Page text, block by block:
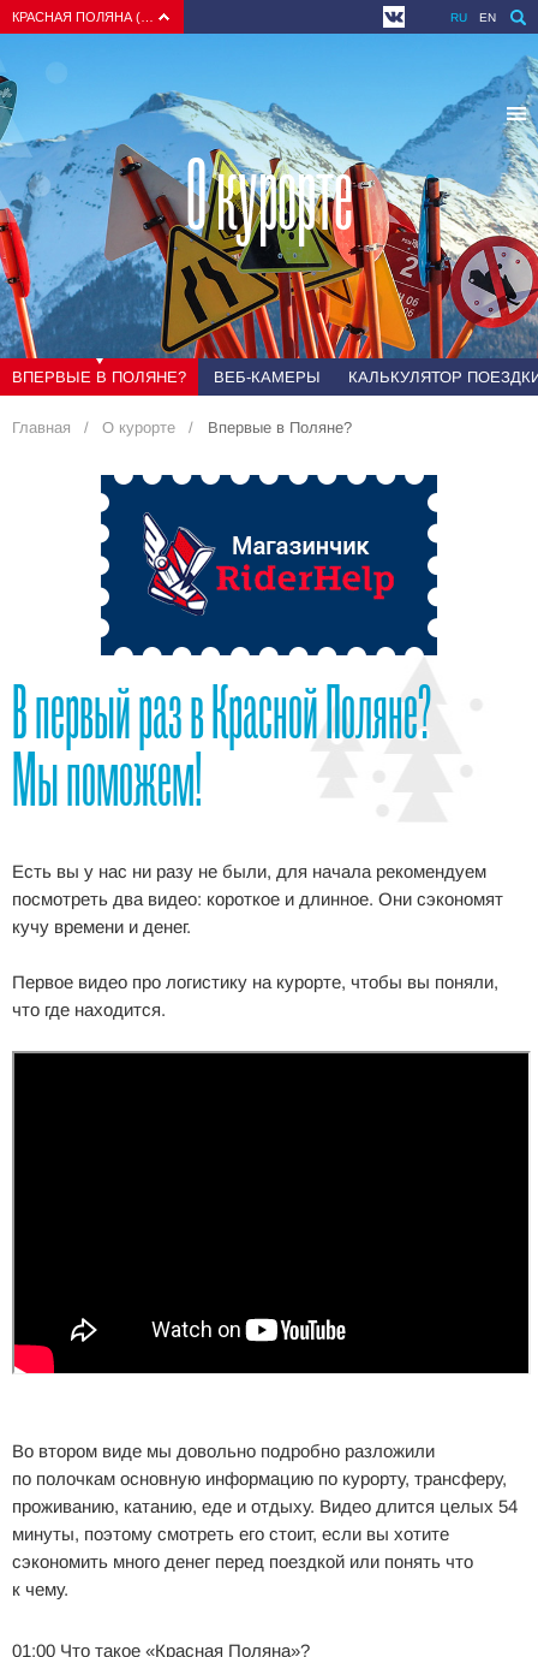
RU EN
О курорте
ВПЕРВЫЕ В ПОЛЯНЕ? ВЕБ-КАМЕРЫ КАЛЬКУЛЯТОР
Главная О курорте Впервые в Поляне?
В первый раз в Красной Поляне?
Мы поможем!
Есть вы у нас ни разу не были, для начала рекомендуем
посмотреть два видео: короткое и длинное. Они сэкономят
кучу времени и денег.
Первое видео про логистику на курорте, чтобы вы поняли,
что где находится.
Во втором виде мы довольно подробно разложили
по полочкам основную информацию по курорту, трансферу,
проживанию, катанию, еде и отдыху. Видео длится целых 54
минуты, поэтому смотреть его стоит, если вы хотите
сэкономить много денег перед поездкой или понять что
к чему.
01:00 Что такое «Красная Поляна»?